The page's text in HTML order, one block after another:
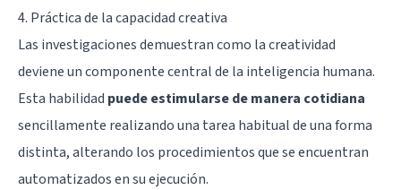
4. Práctica de la capacidad creativa
Las investigaciones demuestran como la creatividad
deviene un componente central de la inteligencia humana.
Esta habilidad puede estimularse de manera cotidiana
sencillamente realizando una tarea habitual de una forma
distinta, alterando los procedimientos que se encuentran
automatizados en su ejecución.